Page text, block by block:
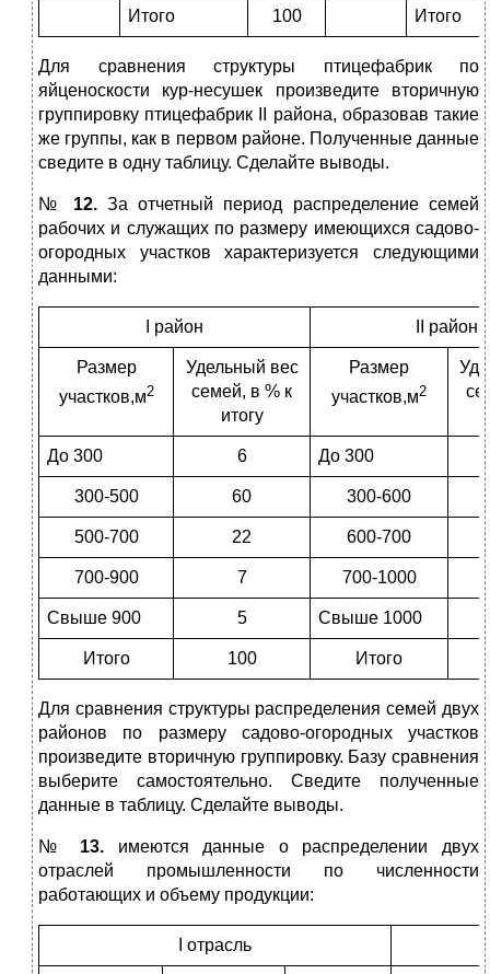
Итого 100 Итого
Для сравнения структуры птицефабрик по
яйценоскости кур-несушек произведите вторичную
группировку птицефабрик II района, образовав такие
же группы, как в первом районе. Полученные данные
сведите в одну таблицу. Сделайте выводы.
№ 12. За отчетный период распределение семей
рабочих и служащих по размеру имеющихся садово-
огородных участков характеризуется следующими
данными:
I район II район
Размер
участков,м2
Удельный вес
семей, в % к
итогу
Размер
участков,м2
До 300 6 До 300
300-500 60 300-600
500-700 22 600-700
700-900 7 700-1000
Свыше 900 5 Свыше 1000
Итого 100 Итого
Для сравнения структуры распределения семей двух
районов по размеру садово-огородных участков
произведите вторичную группировку. Базу сравнения
выберите самостоятельно. Сведите полученные
данные в таблицу. Сделайте выводы.
№ 13. имеются данные о распределении двух
отраслей промышленности по численности
работающих и объему продукции:
I отрасль